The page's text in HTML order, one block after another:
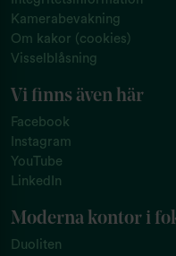
Kamerabevakning
Om kakor (cookies)
Visselblåsning
Vi finns även här
Facebook
Instagram
YouTube
LinkedIn
Moderna kontor i
Duoliten